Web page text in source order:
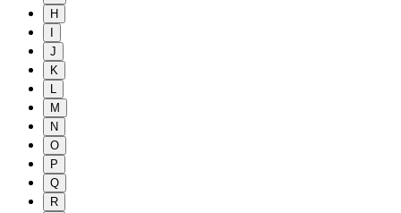
H
J
K
L
M
N
O
P
Q
R